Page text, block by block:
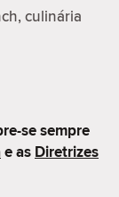
culinária
se sempre
e as Diretrizes